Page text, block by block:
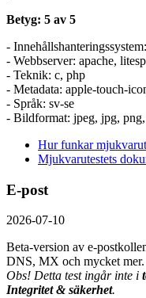
Betyg: 5 av 5
-
- Webbserver: apache,
- Teknik: c, php
- Metadata: apple-touch-
- Språk: sv-se
- Bildformat: jpeg, jpg,
Hur funkar
Mjukvarutestets
E-post
2026-07-10
Beta-version av e-
DNS, MX och mycket mer.
Obs! Detta test ingår inte i
Integritet & säkerhet.